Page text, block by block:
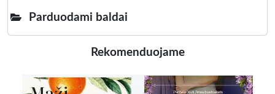
Parduodami baldai
Rekomenduojame